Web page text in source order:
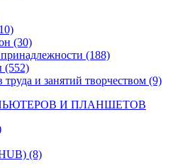
(30)
(188)
(552)
и занятий творчеством (9)
И ПЛАНШЕТОВ
(8)